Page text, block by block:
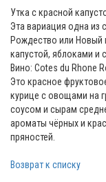
Утка с красной
Эта вариация одна из
Рождество или Новый
капустой, яблоками и
Вино: Cotes du Rhone
Это красное
курице с овощами на
соусом и сырам
ароматы чёрных и
пряностей.
Возврат к списку